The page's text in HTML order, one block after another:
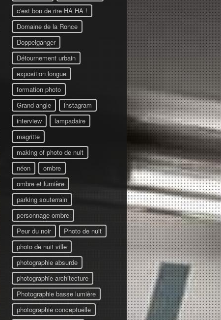
c'est bon de rire HA HA !
Domaine de la Ronce
Doppelgänger
Détournement urbain
exposition longue
formation photo
Grand angle
instagram
interview
lampadaire
magritte
making of photo de nuit
néon
ombre
ombre et lumière
parking souterrain
personnage ombre
Peur du noir
Photo de nuit
photo de nuit ville
photographie absurde
photographie architecture
Photographie basse lumière
photographie conceptuelle